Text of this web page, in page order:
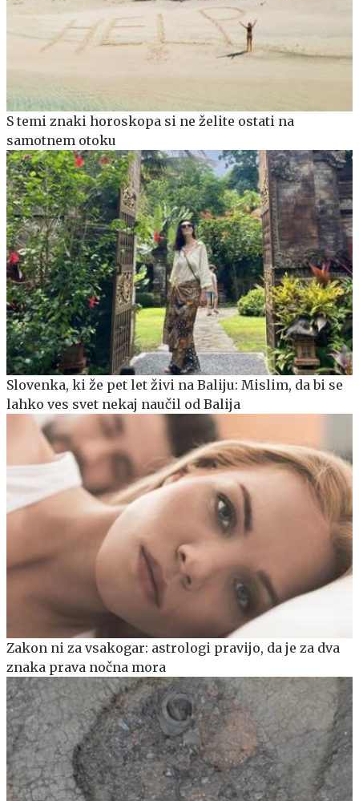
S temi znaki horoskopa si ne želite ostati na
samotnem otoku
Slovenka, ki že pet let živi na Baliju: Mislim, da bi se
lahko ves svet nekaj naučil od Balija
Zakon ni za vsakogar: astrologi pravijo, da je za dva
znaka prava nočna mora